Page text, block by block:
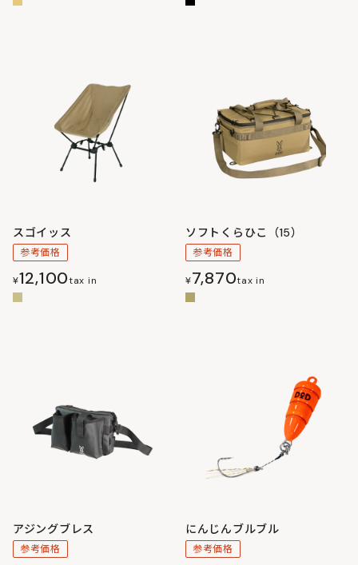
スゴイッス
参考価格
¥12,100tax in
ソフトくらひこ（15）
参考価格
¥7,870tax in
アジングブレス
参考価格
にんじんブルブル
参考価格